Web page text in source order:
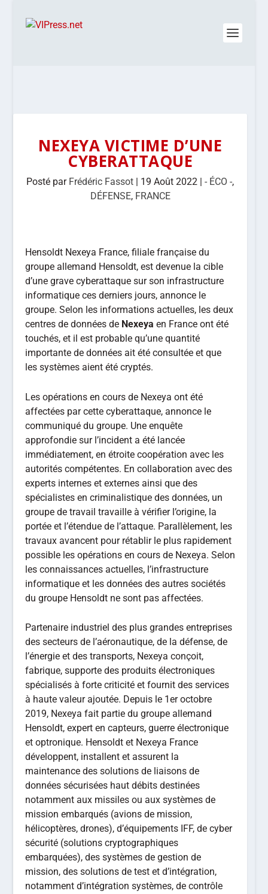
NEXEYA VICTIME D’UNE
CYBERATTAQUE
Posté par Frédéric Fassot | 19 Août 2022 |- ÉCO -,
DÉFENSE, FRANCE
Hensoldt Nexeya France, filiale française du
groupe allemand Hensoldt, est devenue la cible
d’une grave cyberattaque sur son infrastructure
informatique ces derniers jours, annonce le
groupe. Selon les informations actuelles, les deux
centres de données de Nexeya en France ont été
touchés, et il est probable qu’une quantité
importante de données ait été consultée et que
les systèmes aient été cryptés.
Les opérations en cours de Nexeya ont été
affectées par cette cyberattaque, annonce le
communiqué du groupe. Une enquête
approfondie sur l’incident a été lancée
immédiatement, en étroite coopération avec les
autorités compétentes. En collaboration avec des
experts internes et externes ainsi que des
spécialistes en criminalistique des données, un
groupe de travail travaille à vérifier l’origine, la
portée et l’étendue de l’attaque. Parallèlement, les
travaux avancent pour rétablir le plus rapidement
possible les opérations en cours de Nexeya. Selon
les connaissances actuelles, l’infrastructure
informatique et les données des autres sociétés
du groupe Hensoldt ne sont pas affectées.
Partenaire industriel des plus grandes entreprises
des secteurs de l’aéronautique, de la défense, de
l’énergie et des transports, Nexeya conçoit,
fabrique, supporte des produits électroniques
spécialisés à forte criticité et fournit des services
à haute valeur ajoutée. Depuis le 1er octobre
2019, Nexeya fait partie du groupe allemand
Hensoldt, expert en capteurs, guerre électronique
et optronique. Hensoldt et Nexeya France
développent, installent et assurent la
maintenance des solutions de liaisons de
données sécurisées haut débits destinées
notamment aux missiles ou aux systèmes de
mission embarqués (avions de mission,
hélicoptères, drones), d’équipements IFF, de cyber
sécurité (solutions cryptographiques
embarquées), des systèmes de gestion de
mission, des solutions de test et d’intégration,
notamment d’intégration systèmes, de contrôle